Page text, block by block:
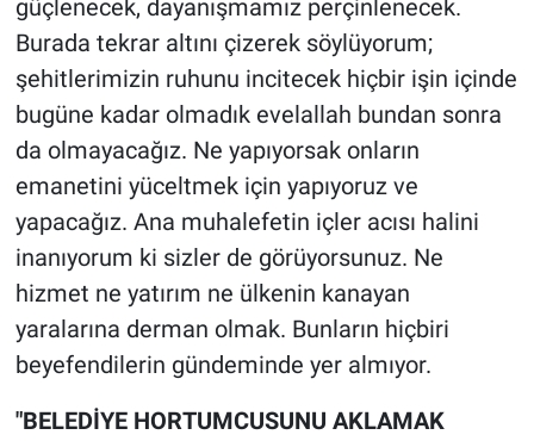
güçlenecek, dayanışmamız perçinlenecek.
Burada tekrar altını çizerek söylüyorum;
şehitlerimizin ruhunu incitecek hiçbir işin içinde
bugüne kadar olmadık evelallah bundan sonra
da olmayacağız. Ne yapıyorsak onların
emanetini yüceltmek için yapıyoruz ve
yapacağız. Ana muhalefetin içler acısı halini
inanıyorum ki sizler de görüyorsunuz. Ne
hizmet ne yatırım ne ülkenin kanayan
yaralarına derman olmak. Bunların hiçbiri
beyefendilerin gündeminde yer almıyor.
"BELEDİYE HORTUMCUSUNU AKLAMAK